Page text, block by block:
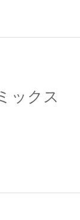
ックス